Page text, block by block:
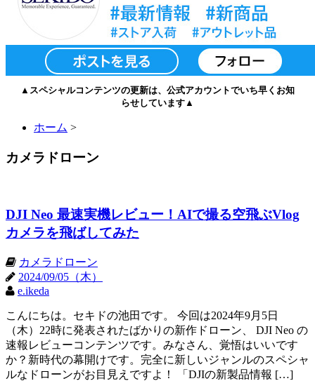
▲スペシャルコンテンツの更新は、公式アカウントでいち早くお知
らせしています▲
ホーム >
カメラドローン
DJI Neo 最速実機レビュー！AIで撮る空飛ぶVlog
カメラを飛ばしてみた
カメラドローン
2024/09/05（木）
e.ikeda
こんにちは。セキドの池田です。 今回は2024年9月5日
（木）22時に発表されたばかりの新作ドローン、 DJI Neo の
速報レビューコンテンツです。みなさん、覚悟はいいです
か？新時代の幕開けです。完全に新しいジャンルのスペシャ
ルなドローンがお目見えですよ！ 「DJIの新製品情報 […]